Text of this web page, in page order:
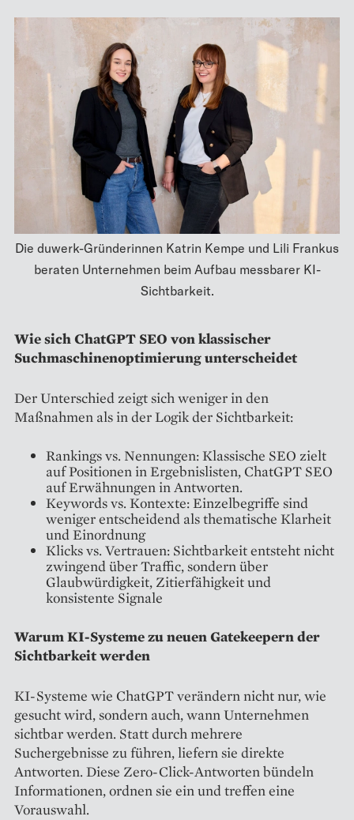
Die duwerk-Gründerinnen Katrin Kempe und Lili Frankus
beraten Unternehmen beim Aufbau messbarer KI-
Sichtbarkeit.
Wie sich ChatGPT SEO von klassischer
Suchmaschinenoptimierung unterscheidet
Der Unterschied zeigt sich weniger in den
Maßnahmen als in der Logik der Sichtbarkeit:
Rankings vs. Nennungen: Klassische SEO zielt
auf Positionen in Ergebnislisten, ChatGPT SEO
auf Erwähnungen in Antworten.
Keywords vs. Kontexte: Einzelbegriffe sind
weniger entscheidend als thematische Klarheit
und Einordnung
Klicks vs. Vertrauen: Sichtbarkeit entsteht nicht
zwingend über Traffic, sondern über
Glaubwürdigkeit, Zitierfähigkeit und
konsistente Signale
Warum KI-Systeme zu neuen Gatekeepern der
Sichtbarkeit werden
KI-Systeme wie ChatGPT verändern nicht nur, wie
gesucht wird, sondern auch, wann Unternehmen
sichtbar werden. Statt durch mehrere
Suchergebnisse zu führen, liefern sie direkte
Antworten. Diese Zero-Click-Antworten bündeln
Informationen, ordnen sie ein und treffen eine
Vorauswahl.